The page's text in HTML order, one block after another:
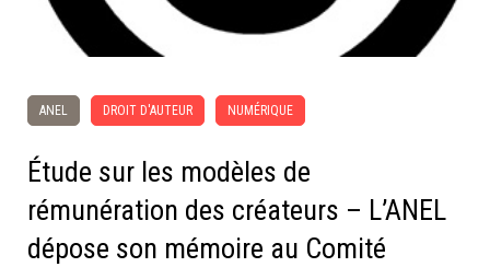
ANEL DROIT D'AUTEUR NUMÉRIQUE
Étude sur les modèles de
rémunération des créateurs – L’ANEL
dépose son mémoire au Comité